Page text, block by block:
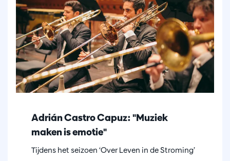
Adrián Castro Capuz: "Muziek
maken is emotie"
Tijdens het seizoen ‘Over Leven in de Stroming’